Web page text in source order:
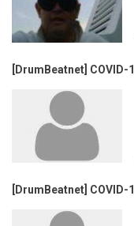
[DrumBeatnet]
[DrumBeatnet]